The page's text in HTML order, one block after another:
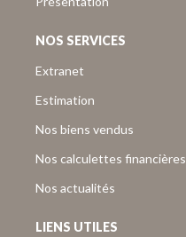
NOS SERVICES
Extranet
Estimation
Nos biens vendus
Nos calculettes financières
Nos actualités
LIENS UTILES